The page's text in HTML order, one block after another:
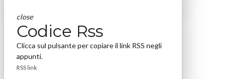
close
Codice Rss
Clicca sul pulsante per copiare il link RSS negli
appunti.
RSS link